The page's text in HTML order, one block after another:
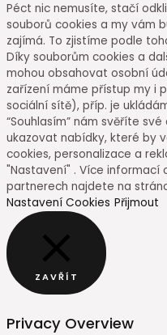
Péct nic nemusíte, stačí
souborů cookies a my vám
zajímá. To zjistíme podle
Díky souborům cookies a
mohou obsahovat osobní
zařízení máme přístup my i
sociální sítě), příp. je
“Souhlasím” nám svěříte
ukazovat nabídky, které by
cookies, personalizace a
"Nastavení" . Více informací
partnerech najdete na
Nastavení Cookies Přijmout
ZAVŘÍT
Privacy Overview